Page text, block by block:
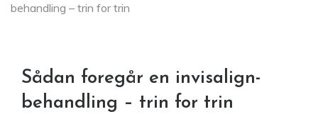
behandling – trin for trin
Sådan foregår en invisalign-
behandling – trin for trin